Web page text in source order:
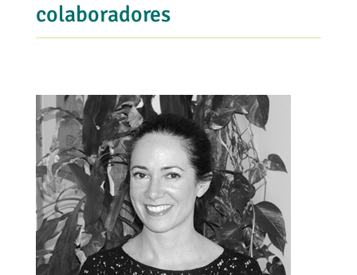
colaboradores